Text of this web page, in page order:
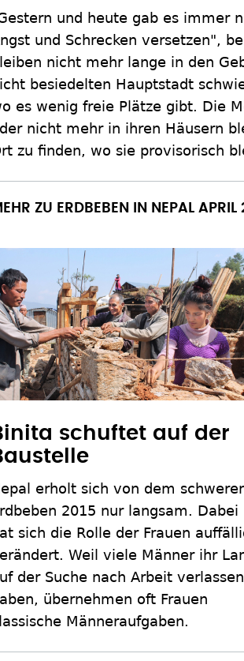
und heute gab es immer
und Schrecken versetzen",
nicht mehr lange in den
besiedelten Hauptstadt
es wenig freie Plätze gibt. Die
nicht mehr in ihren Häusern
zu finden, wo sie provisorisch
ZU ERDBEBEN IN NEPAL APRIL
schuftet auf der
erholt sich von dem
2015 nur langsam. Dabei
sich die Rolle der Frauen
Weil viele Männer ihr
der Suche nach Arbeit verlassen
übernehmen oft Frauen
Männeraufgaben.